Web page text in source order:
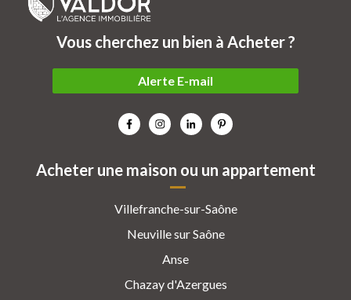
Acheter une maison ou un appartement
Villefranche-sur-Saône
Neuville sur Saône
Anse
Chazay d'Azergues
Vous cherchez un bien à Acheter ?
Alerte E-mail